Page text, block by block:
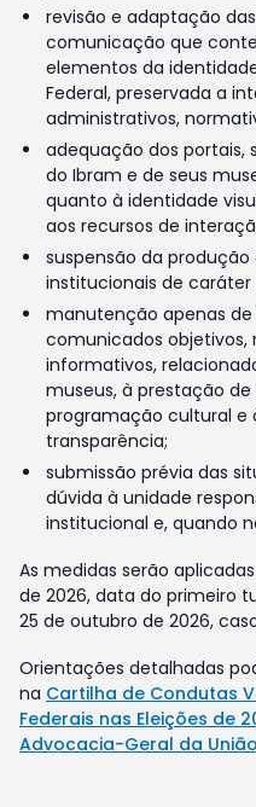
revisão e adaptação
comunicação que
elementos da
Federal, preservada a
administrativos,
adequação dos portais,
do Ibram e de seus
quanto à identidade
aos recursos de
suspensão da
institucionais de
manutenção apenas de
comunicados objetivos,
informativos,
museus, à prestação de
programação cultural e
transparência;
submissão prévia das
dúvida à unidade
institucional e, quando
As medidas serão
de 2026, data do primeiro
25 de outubro de 2026,
Orientações detalhadas
na Cartilha de Condutas
Federais nas Eleições de
Advocacia-Geral da União